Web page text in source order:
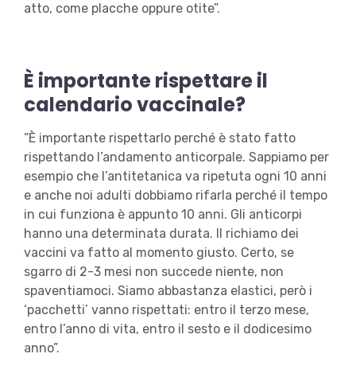
atto, come placche oppure otite”.
È importante rispettare il
calendario vaccinale?
“È importante rispettarlo perché è stato fatto
rispettando l’andamento anticorpale. Sappiamo per
esempio che l’antitetanica va ripetuta ogni 10 anni
e anche noi adulti dobbiamo rifarla perché il tempo
in cui funziona è appunto 10 anni. Gli anticorpi
hanno una determinata durata. Il richiamo dei
vaccini va fatto al momento giusto. Certo, se
sgarro di 2-3 mesi non succede niente, non
spaventiamoci. Siamo abbastanza elastici, però i
‘pacchetti’ vanno rispettati: entro il terzo mese,
entro l’anno di vita, entro il sesto e il dodicesimo
anno”.